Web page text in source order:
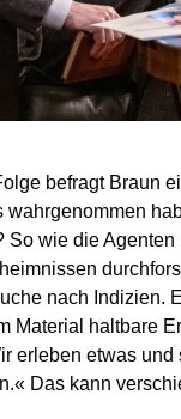
befragt Braun
wahrgenommen
So wie die Agenten
nach Indizien.
Material haltbare
erleben etwas
Das kann